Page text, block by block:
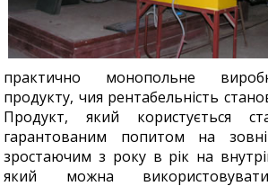
практично монопольне
продукту, чия рентабельність
Продукт, який користується
гарантованим попитом на
зростаючим з року в рік на
який можна